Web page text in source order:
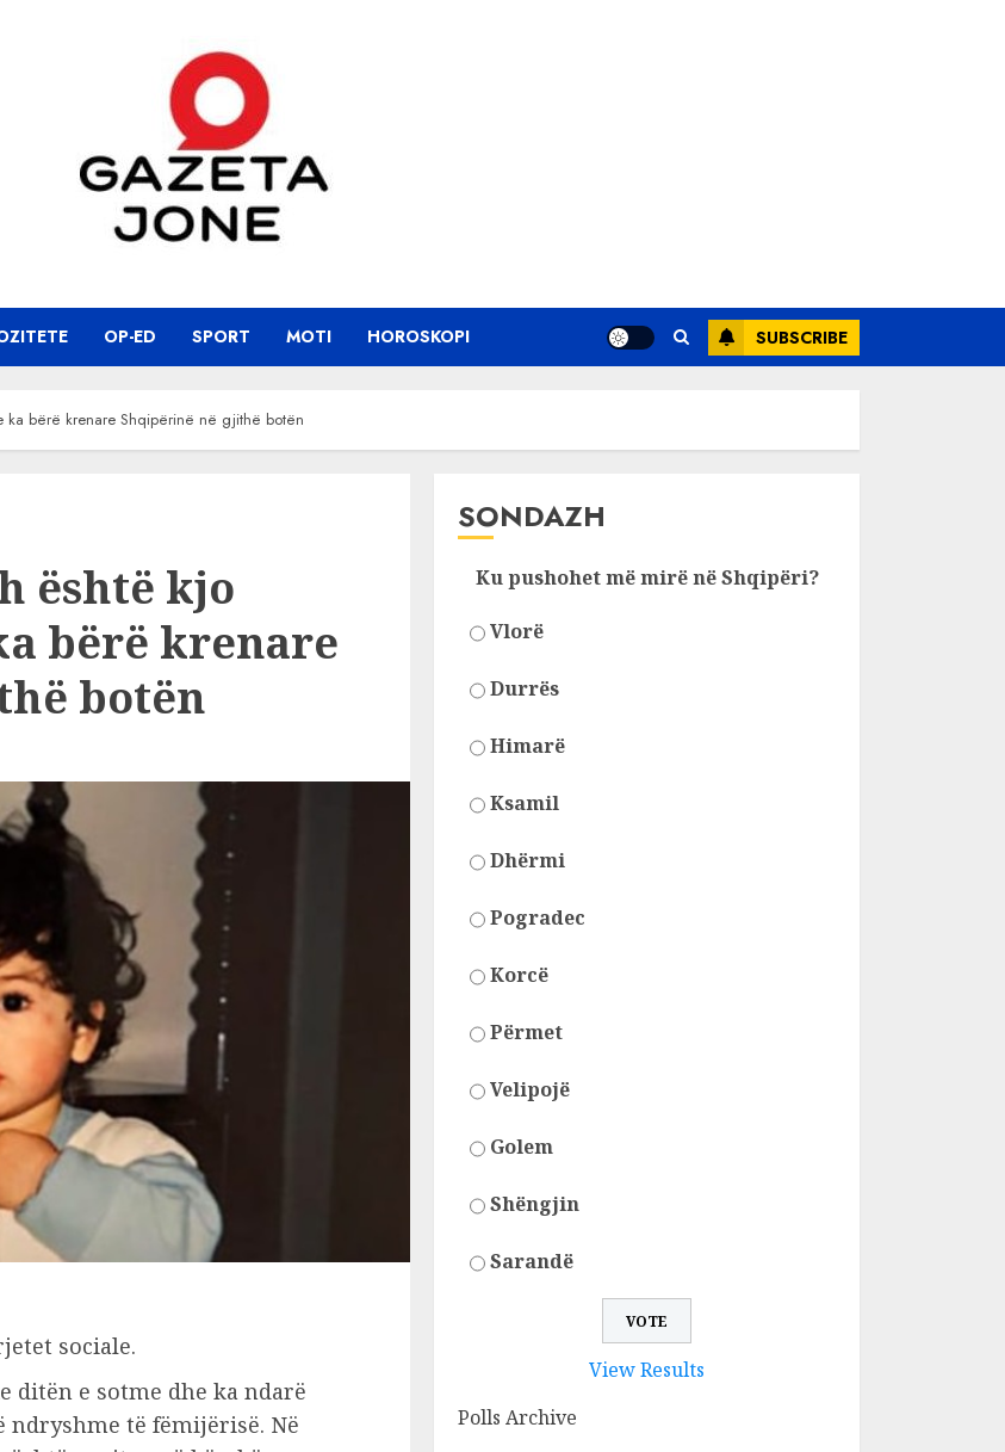
OP-ED SPORT MOTI HOROSKOPI SUBSCRIBE
ka bërë krenare Shqipërinë në gjithë botën
është kjo
bërë krenare
botën
sociale.
ditën e sotme dhe ka ndarë
ndryshme të fëmijërisë. Në
SONDAZH
Ku pushohet më mirë në Shqipëri?
Vlorë
Durrës
Himarë
Ksamil
Dhërmi
Pogradec
Korcë
Përmet
Velipojë
Golem
Shëngjin
Sarandë
View Results
Polls Archive